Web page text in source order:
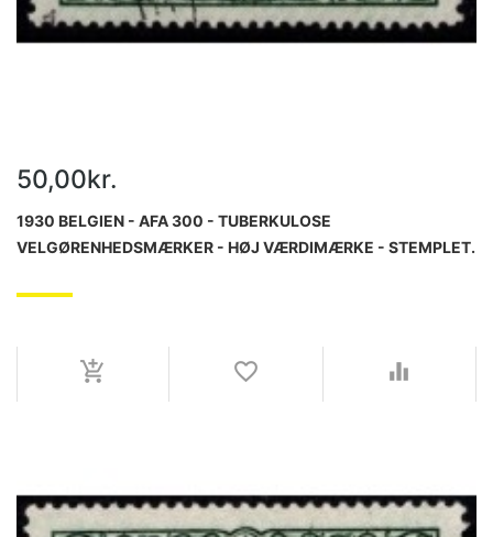
50,00kr.
1930 BELGIEN - AFA 300 - TUBERKULOSE
VELGØRENHEDSMÆRKER - HØJ VÆRDIMÆRKE - STEMPLET.